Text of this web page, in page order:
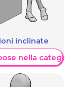
inclinate
nella